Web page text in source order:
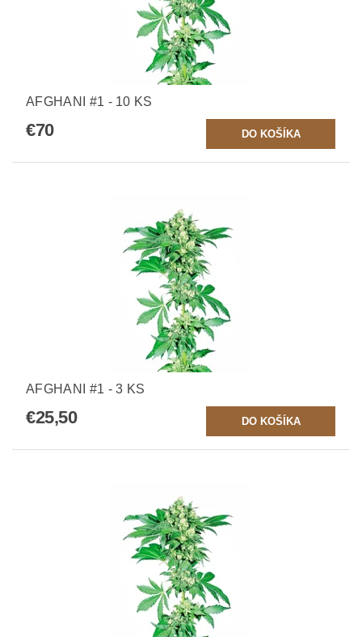
AFGHANI #1 - 10 KS
€70
AFGHANI #1 - 3 KS
€25,50